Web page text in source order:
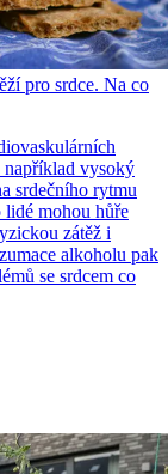
pro srdce. Na co
například vysoký
srdečního rytmu
lidé mohou hůře
zátěž i
alkoholu pak
se srdcem co